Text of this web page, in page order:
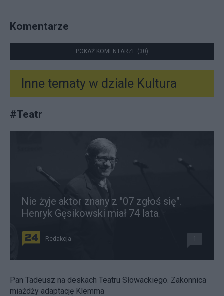
Komentarze
POKAŻ KOMENTARZE (30)
Inne tematy w dziale Kultura
#Teatr
Nie żyje aktor znany z "07 zgłoś się".
Henryk Gęsikowski miał 74 lata
Redakcja 1
Pan Tadeusz na deskach Teatru Słowackiego. Zakonnica
miażdży adaptację Klemma